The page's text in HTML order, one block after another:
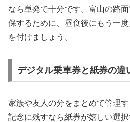
なら単発で十分です。富山の路
保するために、昼食後にもう一
を付けましょう。
デジタル乗車券と紙券の違
家族や友人の分をまとめて管理す
記念に残すなら紙券が嬉しい選